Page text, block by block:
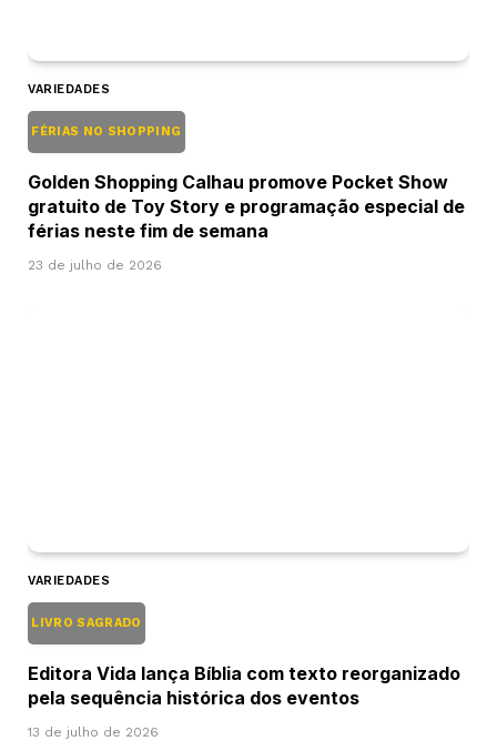
VARIEDADES
FÉRIAS NO SHOPPING
Golden Shopping Calhau promove Pocket Show
gratuito de Toy Story e programação especial de
férias neste fim de semana
23 de julho de 2026
VARIEDADES
LIVRO SAGRADO
Editora Vida lança Bíblia com texto reorganizado
pela sequência histórica dos eventos
13 de julho de 2026